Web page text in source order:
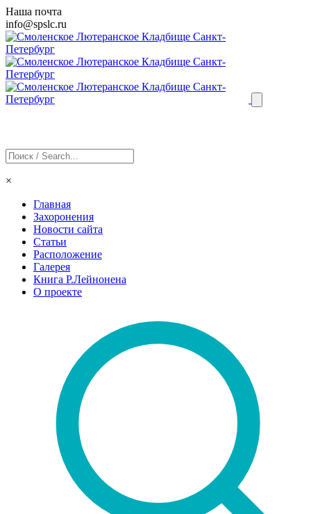
Наша почта
info@spslc.ru
×
Главная
Захоронения
Новости сайта
Статьи
Расположение
Галерея
Книга Р.Лейнонена
О проекте